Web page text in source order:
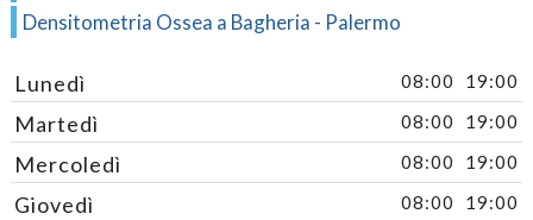
Densitometria Ossea a Bagheria - Palermo
Lunedì 08:00 19:00
Martedì 08:00 19:00
Mercoledì 08:00 19:00
Giovedì 08:00 19:00